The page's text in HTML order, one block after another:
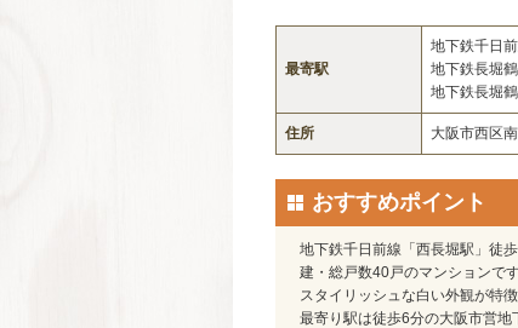
最寄駅
地下鉄千日
地下鉄長堀
地下鉄長堀
住所 大阪市西区
おすすめポイント
地下鉄千日前線「西長堀駅」徒
建・総戸数40戸のマンションです
スタイリッシュな白い外観が特
最寄り駅は徒歩6分の大阪市営地